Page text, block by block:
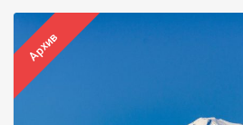
Архив